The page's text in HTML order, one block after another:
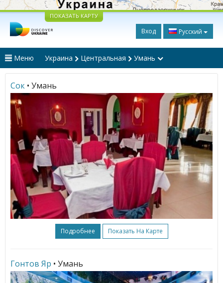
ПОКАЗАТЬ КАРТУ
Вход Русский
Меню Украина Центральная Умань
Сок • Умань
Подробнее Показать На Карте
Гонтов Яр • Умань